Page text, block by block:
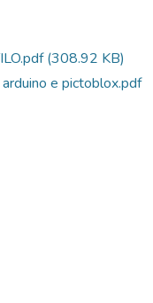
(308.92 KB)
e pictoblox.pdf